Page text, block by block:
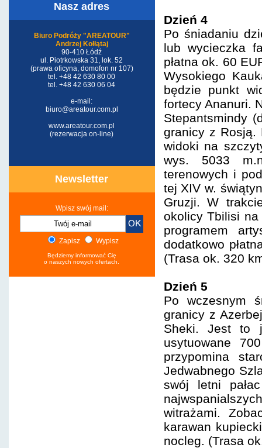
Nasz adres
Biuro Podróży "AREATOUR"
Andrzej Kołłątaj
90-410 Łódź
ul. Piotrkowska 31, lok. 52
(prawa oficyna, domofon nr 107)
tel. +48 42 630 80 00
tel. +48 42 630 06 04
e-mail:
biuro@areatour.com.pl
www.areatour.com.pl
(rezerwacja on-line)
Newsletter
Wpisz swój mail:
Zapisz Wypisz
Będziemy informować Cię
o naszych nowych ofertach.
Dzień 4
Po śniadaniu
lub wycieczka
płatna ok. 60
Wysokiego
będzie punkt
fortecy Ananuri.
Stepantsmindy
granicy z Rosją.
widoki na
wys. 5033
terenowych i
tej XIV w.
Gruzji. W
okolicy Tbilisi
programem
dodatkowo
(Trasa ok. 320
Dzień 5
Po wczesnym
granicy z
Sheki. Jest to
usytuowane
przypomina
Jedwabnego
swój letni
witrażami.
karawan
nocleg. (Trasa